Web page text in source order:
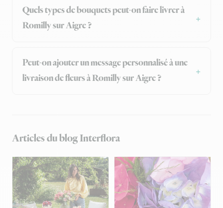
Quels types de bouquets peut-on faire livrer à
Romilly sur Aigre ?
Peut-on ajouter un message personnalisé à une
livraison de fleurs à Romilly sur Aigre ?
Articles du blog Interflora